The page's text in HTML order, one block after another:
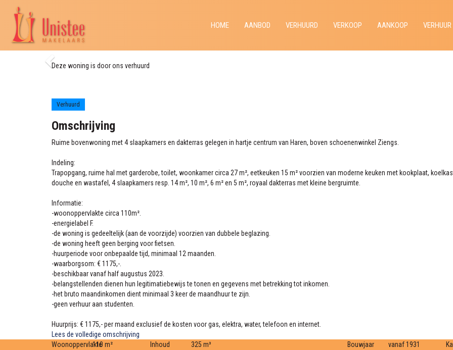
HOME AANBOD VERHUURD VERKOOP AANKOOP VERHUUR
Foto's
Kaart
Deze woning is door ons verhuurd
Verhuurd
Omschrijving
Ruime bovenwoning met 4 slaapkamers en dakterras gelegen in hartje centrum van Haren, boven schoenenwinkel Ziengs.
Indeling:
Trapopgang, ruime hal met garderobe, toilet, woonkamer circa 27 m², eetkeuken 15 m² voorzien van moderne keuken met kookplaat,
douche en wastafel, 4 slaapkamers resp. 14 m², 10 m², 6 m² en 5 m², royaal dakterras met kleine bergruimte.
Informatie:
-woonoppervlakte circa 110m².
-energielabel F.
-de woning is gedeeltelijk (aan de voorzijde) voorzien van dubbele beglazing.
-de woning heeft geen berging voor fietsen.
-huurperiode voor onbepaalde tijd, minimaal 12 maanden.
-waarborgsom: € 1175,-.
-beschikbaar vanaf half augustus 2023.
-belangstellenden dienen hun legitimatiebewijs te tonen en gegevens met betrekking tot inkomen.
-het bruto maandinkomen dient minimaal 3 keer de maandhuur te zijn.
-geen verhuur aan studenten.
Huurprijs: € 1175,- per maand exclusief de kosten voor gas, elektra, water, telefoon en internet.
Lees de volledige omschrijving
Woonoppervlakte110 m² Inhoud 325 m³ Bouwjaar
vanaf 1931